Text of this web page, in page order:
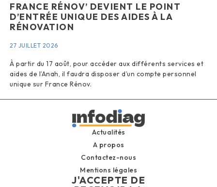
FRANCE RÉNOV’ DEVIENT LE POINT
D’ENTRÉE UNIQUE DES AIDES À LA
RÉNOVATION
27 JUILLET 2026
À partir du 17 août, pour accéder aux différents services et
aides de l’Anah, il faudra disposer d’un compte personnel
unique sur France Rénov.
Actualités
A propos
Contactez-nous
Mentions légales
J'ACCEPTE DE